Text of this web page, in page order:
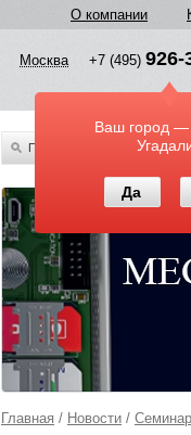
О компании
Москва +7 (495) 926-
Ваш город —
Да
По всему каталогу
Главная / Новости /